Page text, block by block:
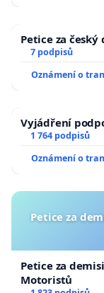
Petice za
7 podpisů
Oznámení o
Vyjádření
1 764 podpisů
Oznámení o
Petice za
Petice za
Motoristů